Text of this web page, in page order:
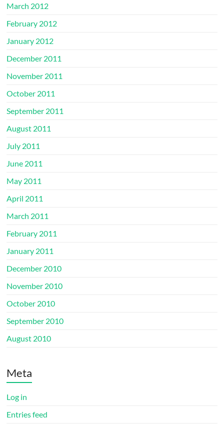
March 2012
February 2012
January 2012
December 2011
November 2011
October 2011
September 2011
August 2011
July 2011
June 2011
May 2011
April 2011
March 2011
February 2011
January 2011
December 2010
November 2010
October 2010
September 2010
August 2010
Meta
Log in
Entries feed